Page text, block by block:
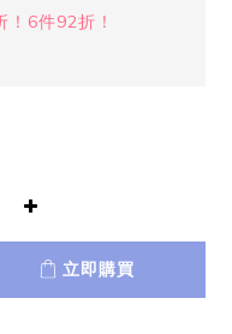
6件92折！
立即購買